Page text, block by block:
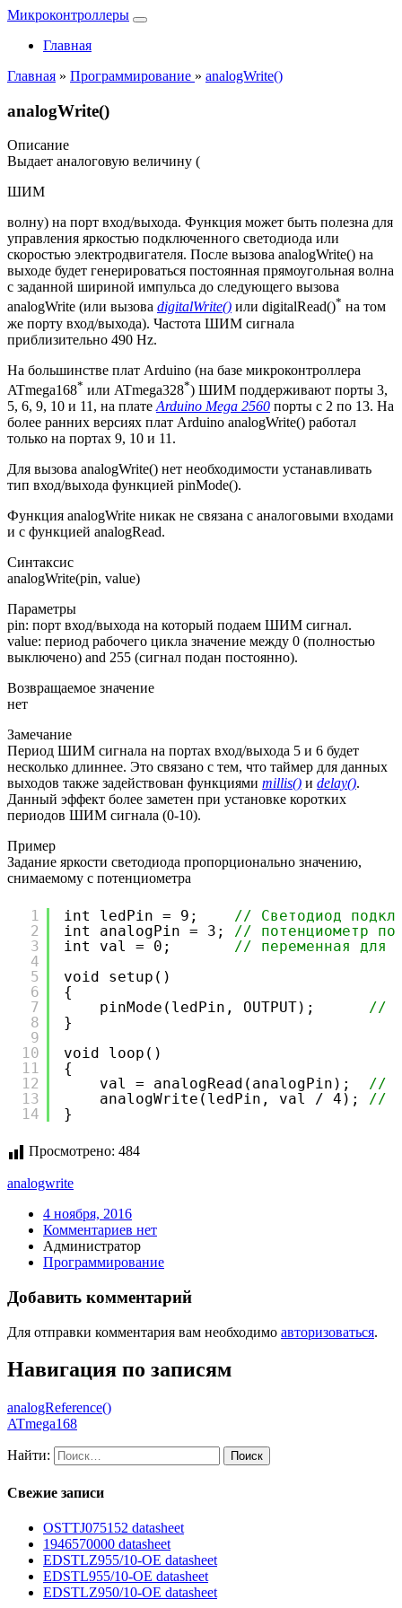
Микроконтроллеры
Главная
Главная » Программирование » analogWrite()
analogWrite()
Описание
Выдает аналоговую величину (
ШИМ
волну) на порт вход/выхода. Функция может быть полезна для
управления яркостью подключенного светодиода или
скоростью электродвигателя. После вызова analogWrite() на
выходе будет генерироваться постоянная прямоугольная волна
с заданной шириной импульса до следующего вызова
analogWrite (или вызова digitalWrite() или digitalRead()* на том
же порту вход/выхода). Частота ШИМ сигнала
приблизительно 490 Hz.
На большинстве плат Arduino (на базе микроконтроллера
ATmega168* или ATmega328*) ШИМ поддерживают порты 3,
5, 6, 9, 10 и 11, на плате Arduino Mega 2560 порты с 2 по 13. На
более ранних версиях плат Arduino analogWrite() работал
только на портах 9, 10 и 11.
Для вызова analogWrite() нет необходимости устанавливать
тип вход/выхода функцией pinMode().
Функция analogWrite никак не связана с аналоговыми входами
и с функцией analogRead.
Синтаксис
analogWrite(pin, value)
Параметры
pin: порт вход/выхода на который подаем ШИМ сигнал.
value: период рабочего цикла значение между 0 (полностью
выключено) and 255 (сигнал подан постоянно).
Возвращаемое значение
нет
Замечание
Период ШИМ сигнала на портах вход/выхода 5 и 6 будет
несколько длиннее. Это связано с тем, что таймер для данных
выходов также задействован функциями millis() и delay().
Данный эффект более заметен при установке коротких
периодов ШИМ сигнала (0-10).
Пример
Задание яркости светодиода пропорционально значению,
снимаемому с потенциометра
1
2
3
4
5
6
7
8
9
10
11
12
13
14
int ledPin = 9; // Светодиод
int analogPin = 3; // потенциометр
int val = 0; // переменная для
void setup()
{
pinMode(ledPin, OUTPUT); //
}
void loop()
{
val = analogRead(analogPin); //
analogWrite(ledPin, val / 4); //
}
Просмотрено: 484
analogwrite
4 ноября, 2016
Комментариев нет
Администратор
Программирование
Добавить комментарий
Для отправки комментария вам необходимо авторизоваться.
Навигация по записям
analogReference()
ATmega168
Найти:
Свежие записи
OSTTJ075152 datasheet
1946570000 datasheet
EDSTLZ955/10-OE datasheet
EDSTL955/10-OE datasheet
EDSTLZ950/10-OE datasheet